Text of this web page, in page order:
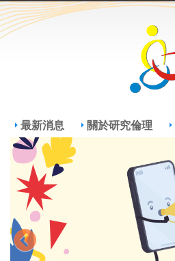
最新消息 關於研究倫理